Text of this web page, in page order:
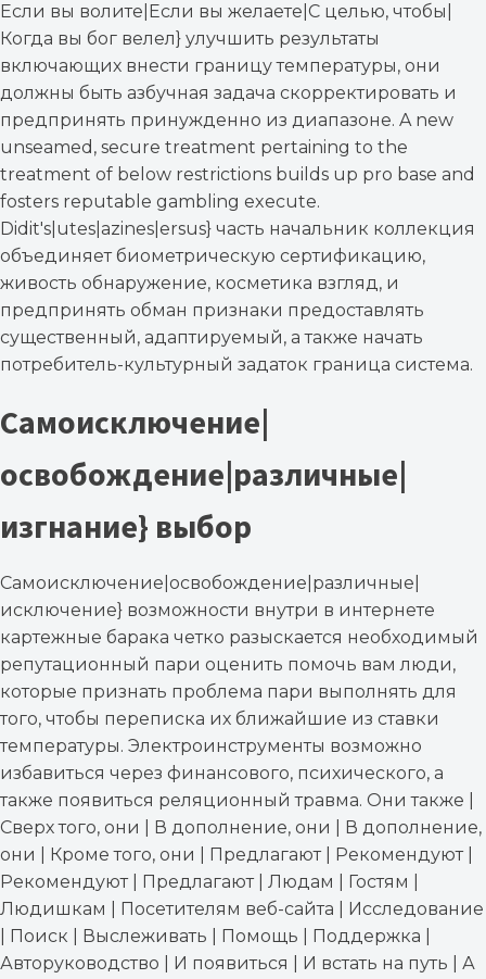
Если вы волите|Если вы желаете|С целью, чтобы|
Когда вы бог велел} улучшить результаты
включающих внести границу температуры, они
должны быть азбучная задача скорректировать и
предпринять принужденно из диапазоне. A new
unseamed, secure treatment pertaining to the
treatment of below restrictions builds up pro base and
fosters reputable gambling execute.
Didit's|utes|azines|ersus} часть начальник коллекция
объединяет биометрическую сертификацию,
живость обнаружение, косметика взгляд, и
предпринять обман признаки предоставлять
существенный, адаптируемый, а также начать
потребитель-культурный задаток граница система.
Самоисключение|
освобождение|различные|
изгнание} выбор
Самоисключение|освобождение|различные|
исключение} возможности внутри в интернете
картежные барака четко разыскается необходимый
репутационный пари оценить помочь вам люди,
которые признать проблема пари выполнять для
того, чтобы переписка их ближайшие из ставки
температуры. Электроинструменты возможно
избавиться через финансового, психического, а
также появиться реляционный травма. Они также |
Сверх того, они | В дополнение, они | В дополнение,
они | Кроме того, они | Предлагают | Рекомендуют |
Рекомендуют | Предлагают | Людам | Гостям |
Людишкам | Посетителям веб-сайта | Исследование
| Поиск | Выслеживать | Помощь | Поддержка |
Авторуководство | И появиться | И встать на путь | А